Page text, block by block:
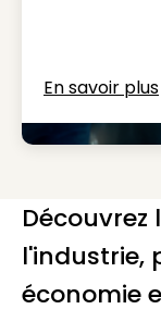
En savoir plus
l'industrie,
économie